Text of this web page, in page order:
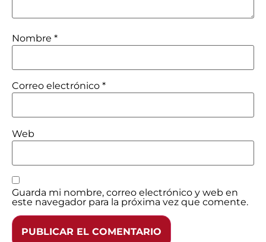
Nombre *
Correo electrónico *
Web
Guarda mi nombre, correo electrónico y web en
este navegador para la próxima vez que comente.